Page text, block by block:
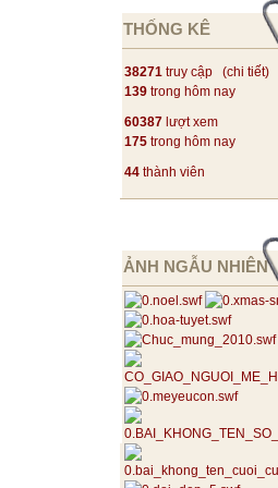
THỐNG KÊ
38271 truy cập (chi tiết)
139 trong hôm nay
60387 lượt xem
175 trong hôm nay
44 thành viên
ẢNH NGẪU NHIÊN